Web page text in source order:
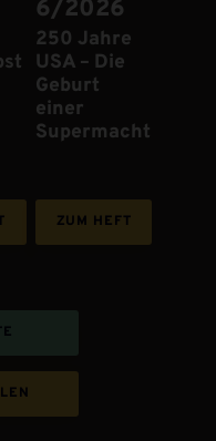
6/2026
:
250 Jahre
USA – Die
Geburt
einer
Supermacht
ZUM HEFT